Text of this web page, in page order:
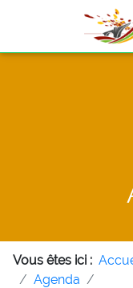
Vous êtes ici :
Agenda